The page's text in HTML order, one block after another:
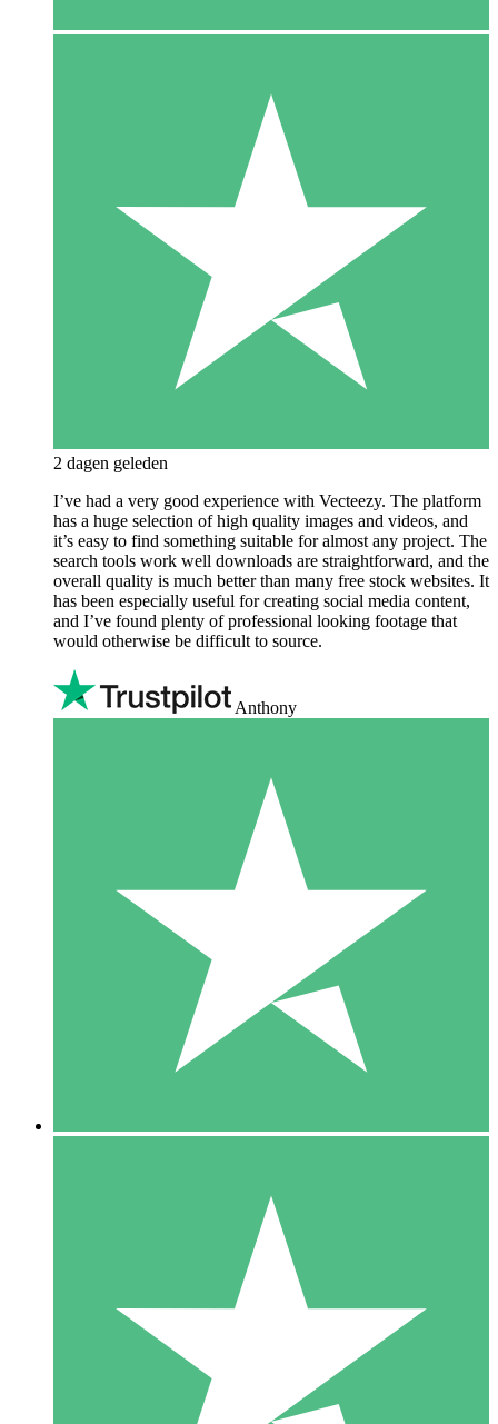
2 dagen geleden
I’ve had a very good experience with Vecteezy. The platform
has a huge selection of high quality images and videos, and
it’s easy to find something suitable for almost any project. The
search tools work well downloads are straightforward, and the
overall quality is much better than many free stock websites. It
has been especially useful for creating social media content,
and I’ve found plenty of professional looking footage that
would otherwise be difficult to source.
Anthony